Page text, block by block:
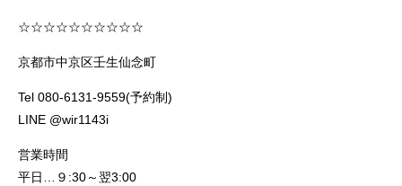
☆☆☆☆☆☆☆☆☆☆
京都市中京区壬生仙念町
Tel 080-6131-9559(予約制)
LINE @wir1143i
営業時間
平日…９:30～翌3:00